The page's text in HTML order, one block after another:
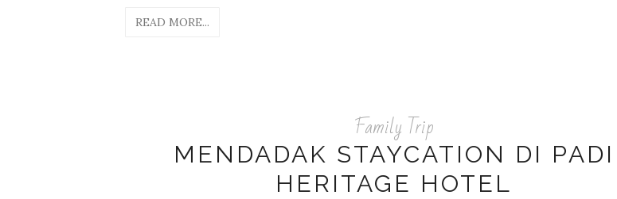
READ MORE...
Family Trip
MENDADAK STAYCATION DI PADI
HERITAGE HOTEL